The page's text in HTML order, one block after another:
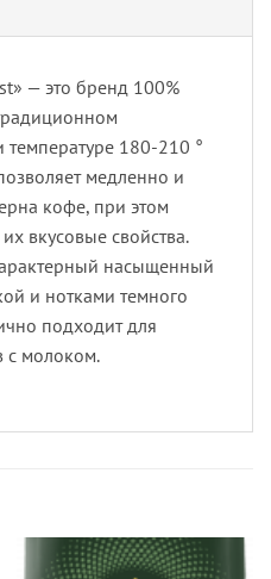
— это бренд 100%
180-210 °
медленно и
кофе, при этом
вкусовые свойства.
насыщенный
и нотками темного
подходит для
с молоком.